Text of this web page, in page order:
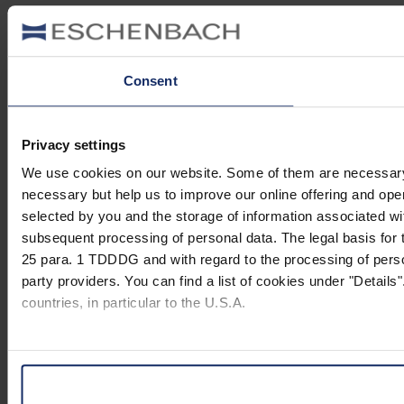
Consent
Privacy settings
We use cookies on our website. Some of them are
necessary but help us to improve our online offering and
selected by you and the storage of information associated
subsequent processing of personal data. The legal basis
25 para. 1 TDDDG and with regard to the processing of
party providers. You can find a list of cookies under
countries, in particular to the U.S.A.
You can consent to the use of non-essential cookies by